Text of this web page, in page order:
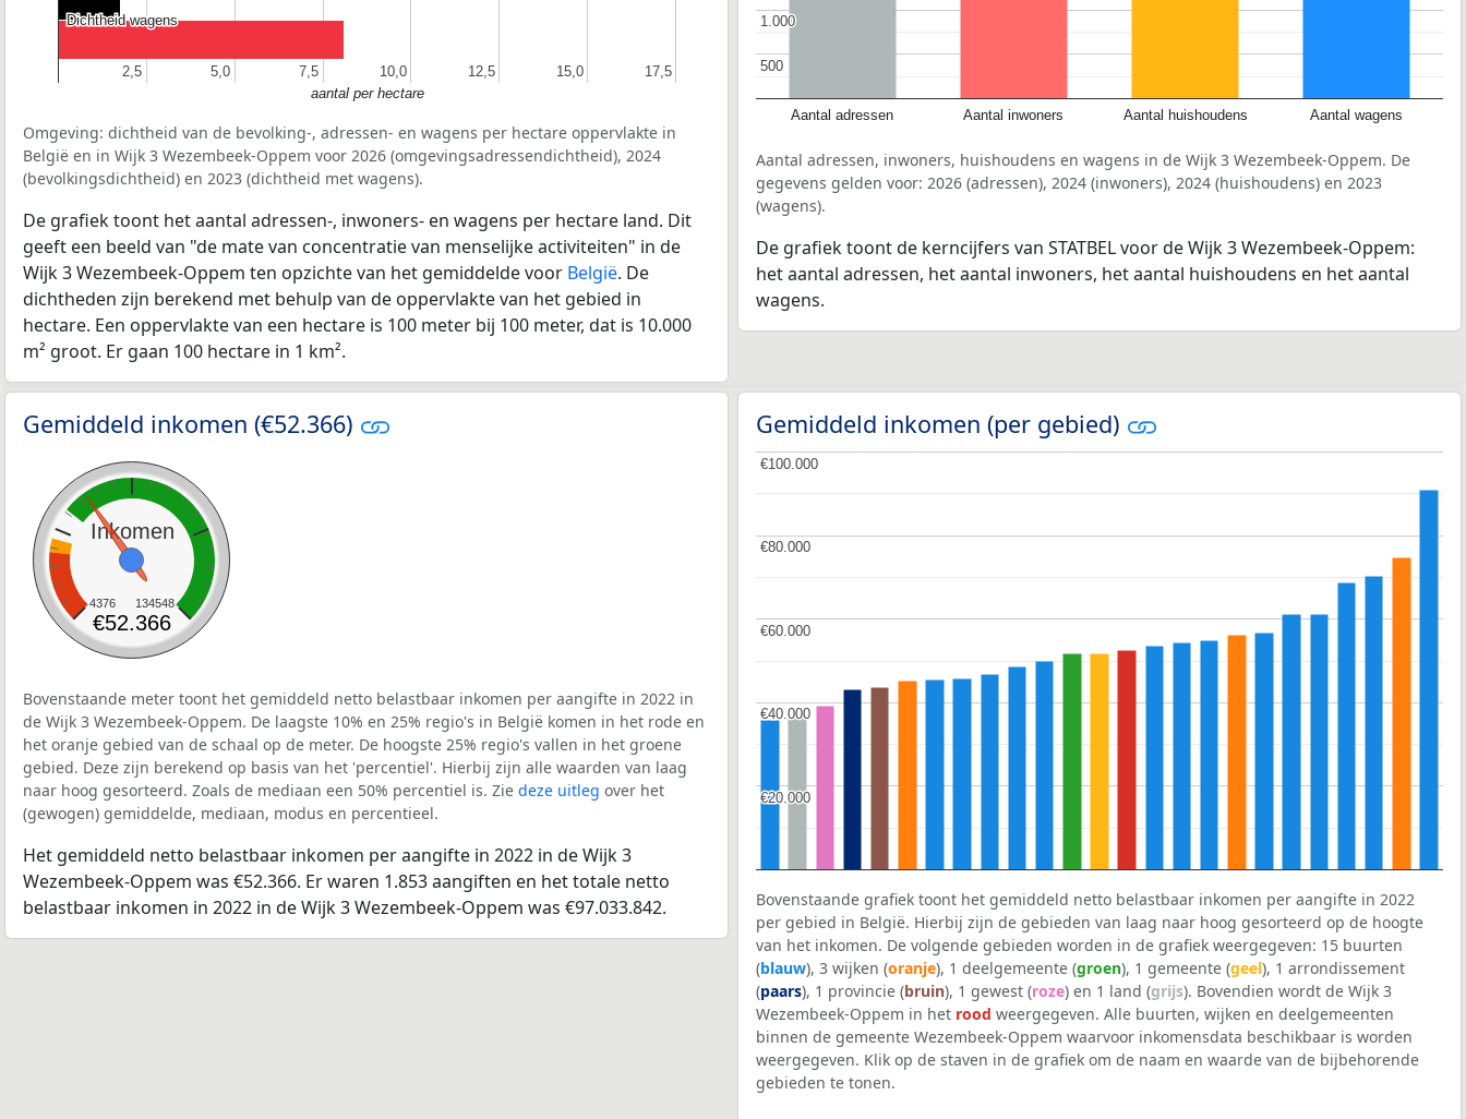
2,5
2,5 5,0
5,0 7,5
7,5 10,0
10,0 12,5
12,5 15,0
15,0 17,5
17,5
Dichtheid wagens
Dichtheid wagens
aantal per hectare
Omgeving: dichtheid van de bevolking-, adressen- en wagens per hectare oppervlakte in
België en in Wijk 3 Wezembeek-Oppem voor 2026 (omgevingsadressendichtheid), 2024
(bevolkingsdichtheid) en 2023 (dichtheid met wagens).
De grafiek toont het aantal adressen-, inwoners- en wagens per hectare land. Dit
geeft een beeld van "de mate van concentratie van menselijke activiteiten" in de
Wijk 3 Wezembeek-Oppem ten opzichte van het gemiddelde voor België. De
dichtheden zijn berekend met behulp van de oppervlakte van het gebied in
hectare. Een oppervlakte van een hectare is 100 meter bij 100 meter, dat is 10.000
m² groot. Er gaan 100 hectare in 1 km².
Aantal adressen Aantal inwoners Aantal huishoudens Aantal wagens
500
500
1.000
1.000
Aantal adressen, inwoners, huishoudens en wagens in de Wijk 3 Wezembeek-Oppem. De
gegevens gelden voor: 2026 (adressen), 2024 (inwoners), 2024 (huishoudens) en 2023
(wagens).
De grafiek toont de kerncijfers van STATBEL voor de Wijk 3 Wezembeek-Oppem:
het aantal adressen, het aantal inwoners, het aantal huishoudens en het aantal
wagens.
Gemiddeld inkomen (€52.366)
Inkomen
4376 134548
€52.366
Bovenstaande meter toont het gemiddeld netto belastbaar inkomen per aangifte in 2022 in
de Wijk 3 Wezembeek-Oppem. De laagste 10% en 25% regio's in België komen in het rode en
het oranje gebied van de schaal op de meter. De hoogste 25% regio's vallen in het groene
gebied. Deze zijn berekend op basis van het 'percentiel'. Hierbij zijn alle waarden van laag
naar hoog gesorteerd. Zoals de mediaan een 50% percentiel is. Zie deze uitleg over het
(gewogen) gemiddelde, mediaan, modus en percentieel.
Het gemiddeld netto belastbaar inkomen per aangifte in 2022 in de Wijk 3
Wezembeek-Oppem was €52.366. Er waren 1.853 aangiften en het totale netto
belastbaar inkomen in 2022 in de Wijk 3 Wezembeek-Oppem was €97.033.842.
Gemiddeld inkomen (per gebied)
€20.000
€20.000
€40.000
€40.000
€60.000
€60.000
€80.000
€80.000
€100.000
€100.000
Bovenstaande grafiek toont het gemiddeld netto belastbaar inkomen per aangifte in 2022
per gebied in België. Hierbij zijn de gebieden van laag naar hoog gesorteerd op de hoogte
van het inkomen. De volgende gebieden worden in de grafiek weergegeven: 15 buurten
(blauw), 3 wijken (oranje), 1 deelgemeente (groen), 1 gemeente (geel), 1 arrondissement
(paars), 1 provincie (bruin), 1 gewest (roze) en 1 land (grijs). Bovendien wordt de Wijk 3
Wezembeek-Oppem in het rood weergegeven. Alle buurten, wijken en deelgemeenten
binnen de gemeente Wezembeek-Oppem waarvoor inkomensdata beschikbaar is worden
weergegeven. Klik op de staven in de grafiek om de naam en waarde van de bijbehorende
gebieden te tonen.